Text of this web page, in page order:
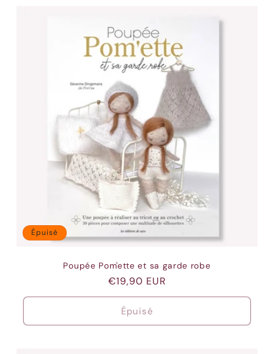
Épuisé
Poupée Pom'ette et sa garde robe
Prix
habituel
€19,90 EUR
Épuisé